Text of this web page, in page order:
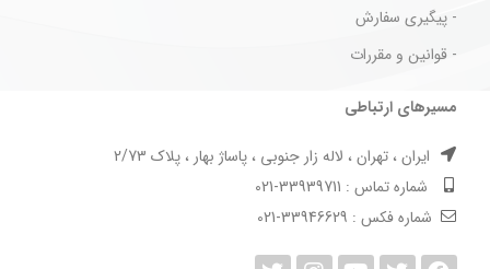
- پیگیری سفارش
- قوانین و مقررات
مسیرهای ارتباطی
ایران ، تهران ، لاله زار جنوبی ، پاساژ بهار ، پلاک 2/73
شماره تماس : 33939711-021
شماره فکس : 33946629-021